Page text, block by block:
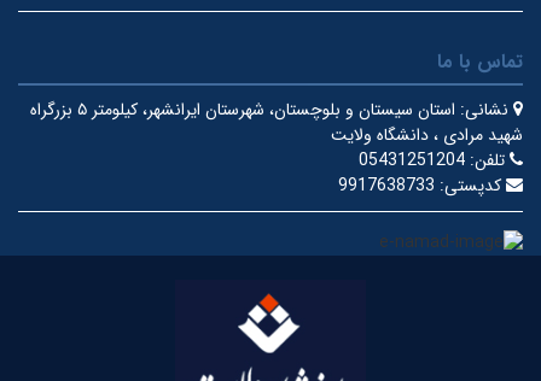
تماس با ما
نشانی:
استان سیستان و بلوچستان، شهرستان ایرانشهر، کیلومتر ۵ بزرگراه
شهید مرادی ، دانشگاه ولایت
تلفن: 05431251204
کدپستی: 9917638733